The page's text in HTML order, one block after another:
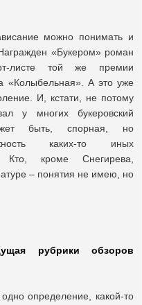
можно понимать и
«Букером» роман
листе той же премии
«Колыбельная». А это уже
И, кстати, не потому
у многих букеровский
быть, спорная, но
каких-то иных
Кто, кроме Снегирева,
– понятия не имею, но
рубрики обзоров
определение, какой-то